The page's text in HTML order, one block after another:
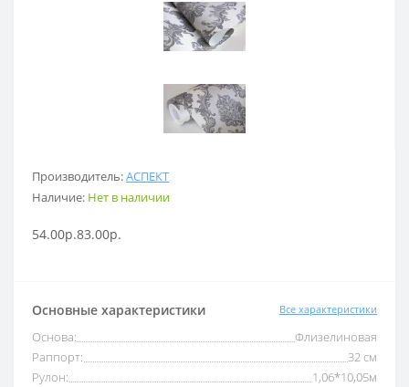
Производитель:АСПЕКТ
Наличие: Нет в наличии
54.00р.83.00р.
Основные характеристики Все характеристики
Основа:
Флизелиновая
Раппорт:
32 см
Рулон:
1,06*10,05м